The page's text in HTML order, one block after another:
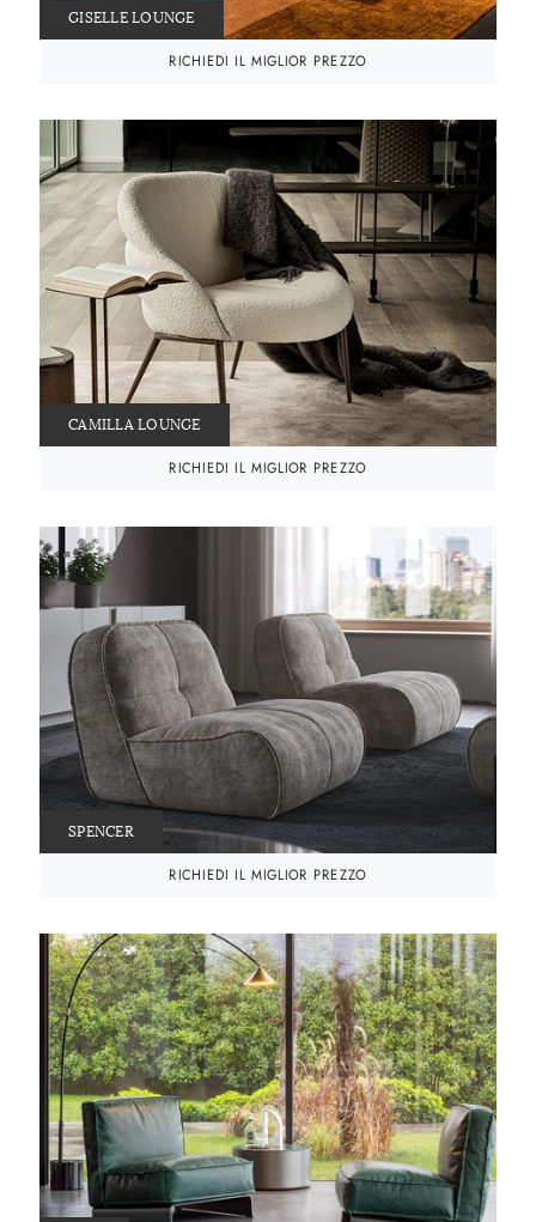
GISELLE LOUNGE
RICHIEDI IL MIGLIOR PREZZO
CAMILLA LOUNGE
RICHIEDI IL MIGLIOR PREZZO
SPENCER
RICHIEDI IL MIGLIOR PREZZO